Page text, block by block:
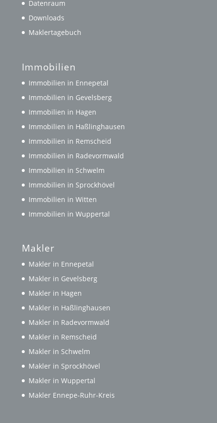
Datenraum
Downloads
Maklertagebuch
Immobilien
Immobilien in Ennepetal
Immobilien in Gevelsberg
Immobilien in Hagen
Immobilien in Haßlinghausen
Immobilien in Remscheid
Immobilien in Radevormwald
Immobilien in Schwelm
Immobilien in Sprockhövel
Immobilien in Witten
Immobilien in Wuppertal
Makler
Makler in Ennepetal
Makler in Gevelsberg
Makler in Hagen
Makler in Haßlinghausen
Makler in Radevormwald
Makler in Remscheid
Makler in Schwelm
Makler in Sprockhövel
Makler in Wuppertal
Makler Ennepe-Ruhr-Kreis